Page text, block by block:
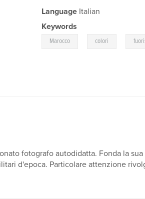
Language Italian
Keywords
Marocco colori
fotografo autodidatta. Fonda la
d'epoca. Particolare attenzione